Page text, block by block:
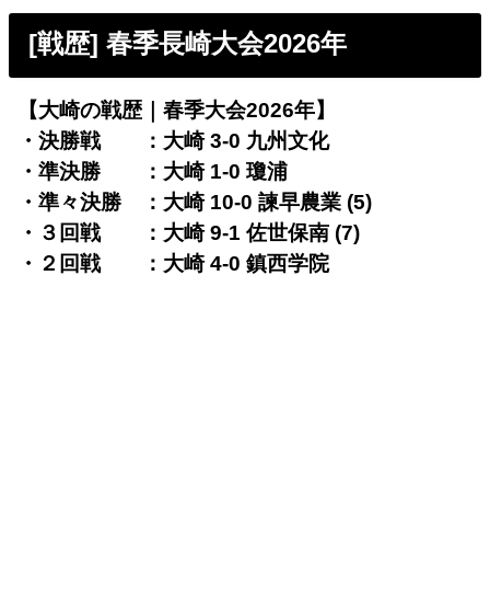
[戦歴] 春季長崎大会2026年
【大崎の戦歴｜春季大会2026年】
・決勝戦 ：大崎 3-0 九州文化
・準決勝 ：大崎 1-0 瓊浦
・準々決勝 ：大崎 10-0 諫早農業 (5)
・３回戦 ：大崎 9-1 佐世保南 (7)
・２回戦 ：大崎 4-0 鎮西学院